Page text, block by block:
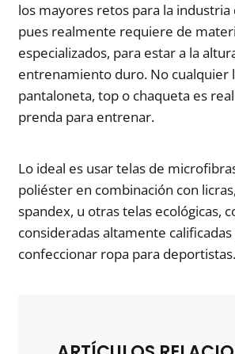
los mayores retos para la industria
pues realmente requiere de
especializados, para estar a la
entrenamiento duro. No cualquier
pantaloneta, top o chaqueta es
prenda para entrenar.
Lo ideal es usar telas de
poliéster en combinación con
spandex, u otras telas ecológicas,
consideradas altamente calificadas
confeccionar ropa para deportistas.